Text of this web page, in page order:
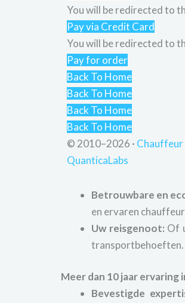
You will be redirected to
Pay via Credit Card
You will be redirected to
Pay for order
Back To Home
Back To Home
Back To Home
Back To Home
© 2010–2026 · Chauffeur
QuanticaLabs
Betrouwbare en
en ervaren
Uw reisgenoot: Of
transportbehoeften.
Meer dan 10 jaar
Bevestigde